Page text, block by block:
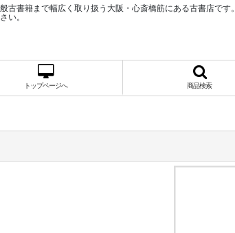
書籍まで幅広く取り扱う大阪・心斎橋筋にある古書店です。
い。
トップページへ 商品検索